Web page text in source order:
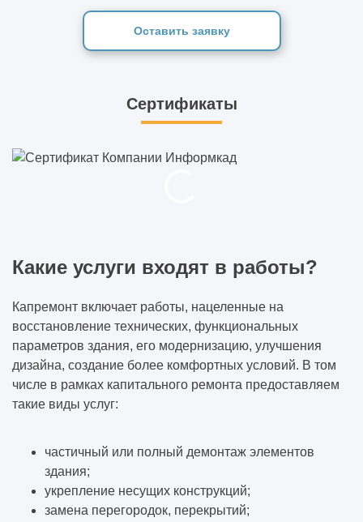
Оставить заявку
Сертификаты
Какие услуги входят в работы?
Капремонт включает работы, нацеленные на
восстановление технических, функциональных
параметров здания, его модернизацию, улучшения
дизайна, создание более комфортных условий. В том
числе в рамках капитального ремонта предоставляем
такие виды услуг:
частичный или полный демонтаж элементов
здания;
укрепление несущих конструкций;
замена перегородок, перекрытий;